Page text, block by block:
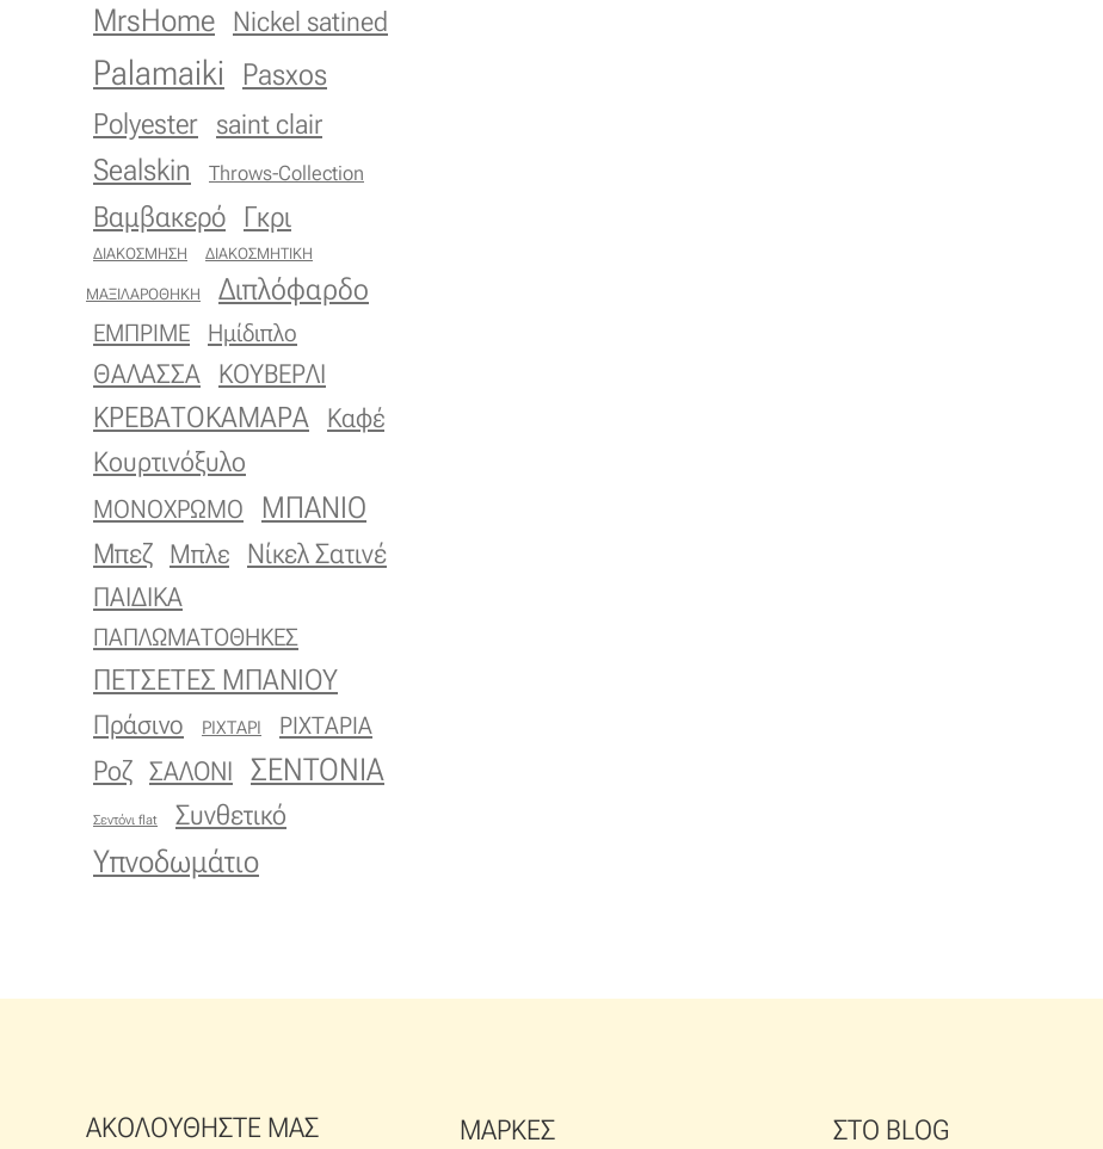
MrsHome Nickel satined
Palamaiki Pasxos
Polyester saint clair
Sealskin Throws-Collection
Βαμβακερό Γκρι
ΔΙΑΚΟΣΜΗΣΗ ΔΙΑΚΟΣΜΗΤΙΚΗ
ΜΑΞΙΛΑΡΟΘΗΚΗ Διπλόφαρδο
ΕΜΠΡΙΜΕ Ημίδιπλο
ΘΑΛΑΣΣΑ ΚΟΥΒΕΡΛΙ
ΚΡΕΒΑΤΟΚΑΜΑΡΑ Καφέ
Κουρτινόξυλο
ΜΟΝΟΧΡΩΜΟ ΜΠΑΝΙΟ
Μπεζ Μπλε Νίκελ Σατινέ
ΠΑΙΔΙΚΑ
ΠΑΠΛΩΜΑΤΟΘΗΚΕΣ
ΠΕΤΣΕΤΕΣ ΜΠΑΝΙΟΥ
Πράσινο ΡΙΧΤΑΡΙ ΡΙΧΤΑΡΙΑ
Ροζ ΣΑΛΟΝΙ ΣΕΝΤΟΝΙΑ
Σεντόνι flat Συνθετικό
Υπνοδωμάτιο
ΑΚΟΛΟΥΘΗΣΤΕ ΜΑΣ ΜΑΡΚΕΣ ΣΤΟ BLOG